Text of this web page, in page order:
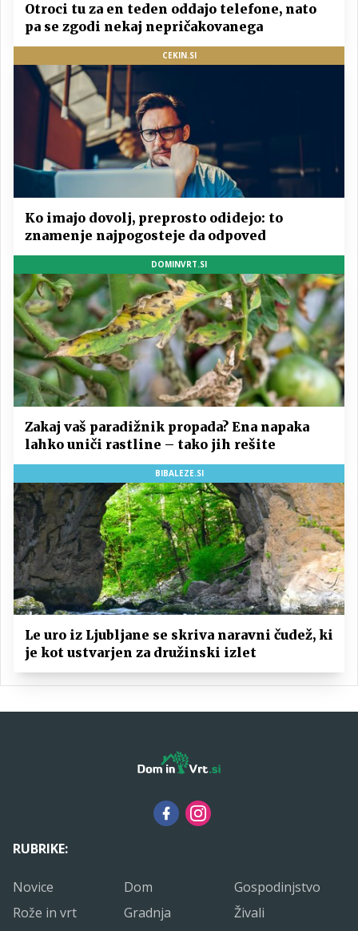
Otroci tu za en teden oddajo telefone, nato
pa se zgodi nekaj nepričakovanega
CEKIN.SI
Ko imajo dovolj, preprosto odidejo: to
znamenje najpogosteje da odpoved
DOMINVRT.SI
Zakaj vaš paradižnik propada? Ena napaka
lahko uniči rastline – tako jih rešite
BIBALEZE.SI
Le uro iz Ljubljane se skriva naravni čudež, ki
je kot ustvarjen za družinski izlet
RUBRIKE:
Novice Dom
Gospodinjstvo
Rože in vrt
Gradnja
Živali